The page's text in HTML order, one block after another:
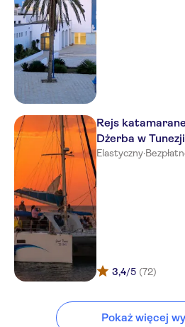
NO-PICKUP
Rejs
Dżerba w Tunezji
Elastyczny·
3,4/5 (72)
Pokaż więcej